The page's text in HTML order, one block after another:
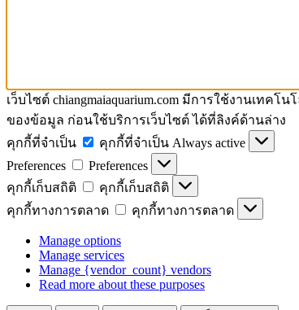
เว็บไซต์ chiangmaiaquarium.com มีการใช้งานเ
ของข้อมูล ก่อนใช้บริการเว็บไซต์ ได้ที่ลิงค์ด้านล่าง
คุกกี้ที่จำเป็น
คุกกี้ที่จำเป็น Always active
Preferences
Preferences
คุกกี้เก็บสถิติ
คุกกี้เก็บสถิติ
คุกกี้ทางการตลาด
คุกกี้ทางการตลาด
Manage options
Manage services
Manage {vendor_count} vendors
Read more about these purposes